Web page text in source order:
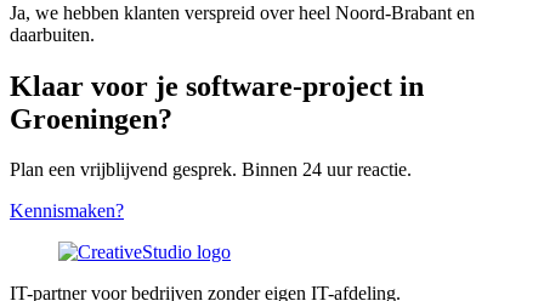
Ja, we hebben klanten verspreid over heel Noord-Brabant en
daarbuiten.
Klaar voor je software-project in
Groeningen?
Plan een vrijblijvend gesprek. Binnen 24 uur reactie.
Kennismaken?
IT-partner voor bedrijven zonder eigen IT-afdeling.